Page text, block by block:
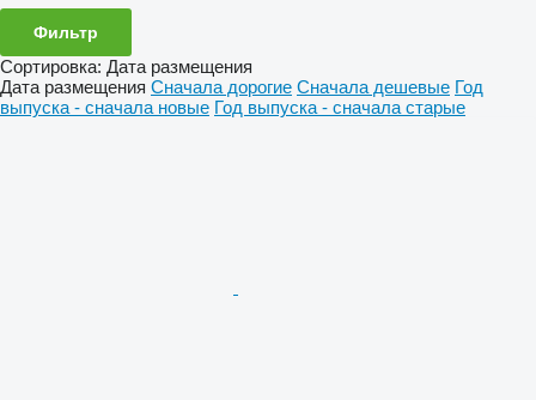
Фильтр
Сортировка: Дата размещения
Дата размещения Сначала дорогие Сначала дешевые Год
выпуска - сначала новые Год выпуска - сначала старые